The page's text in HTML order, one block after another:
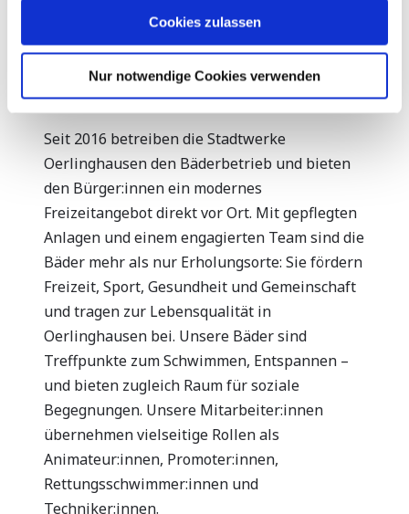
Wenn Sie es erlauben, würden wir auch gerne:
Informationen über Ihre geografische Lage erfassen,
Ihr Gerät durch aktives Scannen nach bestimmten
Merkmalen (Fingerprinting) identifizieren
Erfahren Sie mehr darüber, wie Ihre persönlichen Daten
verarbeitet werden, und legen Sie Ihre Präferenzen im
Abschnitt Einzelheiten
fest.
Wir verwenden Cookies, um Inhalte und Anzeigen zu
personalisieren, Funktionen für soziale Medien anbieten
zu können und die Zugriffe auf unsere Website zu
analysieren. Außerdem geben wir Informationen zu Ihrer
Verwendung unserer Website an unsere Partner für
soziale Medien, Werbung und Analysen weiter. Unsere
Partner führen diese Informationen möglicherweise mit
weiteren Daten zusammen, die Sie ihnen bereitgestellt
haben oder die sie im Rahmen Ihrer Nutzung der Dienste
gesammelt haben. Sie geben Einwilligung zu unseren
Cookies, wenn Sie unsere Webseite weiterhin nutzen.
Cookies zulassen
Nur notwendige Cookies verwenden
und Arminia Bielefeld supporten
sowie Gaming und Musik.
Seit 2016 betreiben die Stadtwerke
Oerlinghausen den Bäderbetrieb und bieten
den Bürger:innen ein modernes
Freizeitangebot direkt vor Ort. Mit gepflegten
Anlagen und einem engagierten Team sind die
Bäder mehr als nur Erholungsorte: Sie fördern
Freizeit, Sport, Gesundheit und Gemeinschaft
und tragen zur Lebensqualität in
Oerlinghausen bei. Unsere Bäder sind
Treffpunkte zum Schwimmen, Entspannen –
und bieten zugleich Raum für soziale
Begegnungen. Unsere Mitar­beiter:innen
übernehmen vielseitige Rollen als
Animateur:innen, Promoter:innen,
Rettungsschwimmer:innen und
Techniker:innen.